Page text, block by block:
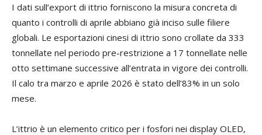
I dati sull’export di ittrio forniscono la misura concreta di
quanto i controlli di aprile abbiano già inciso sulle filiere
globali. Le esportazioni cinesi di ittrio sono crollate da 333
tonnellate nel periodo pre-restrizione a 17 tonnellate nelle
otto settimane successive all’entrata in vigore dei controlli.
Il calo tra marzo e aprile 2026 è stato dell’83% in un solo
mese.
L’ittrio è un elemento critico per i fosfori nei display OLED,